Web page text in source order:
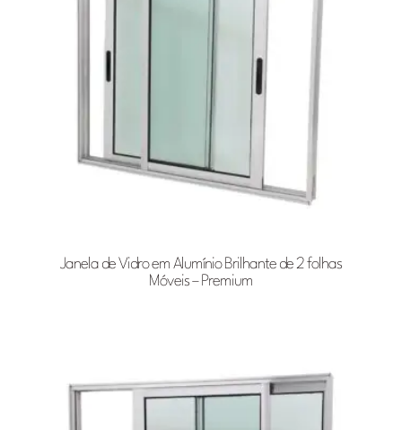
Janela de Vidro em Alumínio Brilhante de 2 folhas
Móveis – Premium